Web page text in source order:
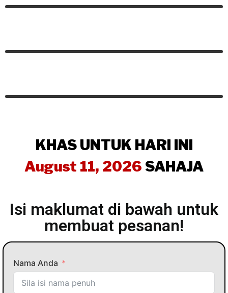
KHAS UNTUK HARI INI
August 11, 2026 SAHAJA
Isi maklumat di bawah untuk
membuat pesanan!
Nama Anda